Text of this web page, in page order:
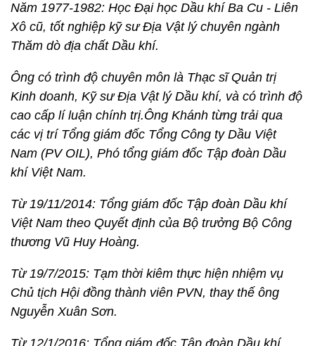
Năm 1977-1982: Học Đại học Dầu khí Ba Cu - Liên
Xô cũ, tốt nghiệp kỹ sư Địa Vật lý chuyên ngành
Thăm dò địa chất Dầu khí.
Ông có trình độ chuyên môn là Thạc sĩ Quản trị
Kinh doanh, Kỹ sư Địa Vật lý Dầu khí, và có trình độ
cao cấp lí luận chính trị.Ông Khánh từng trải qua
các vị trí Tổng giám đốc Tổng Công ty Dầu Việt
Nam (PV OIL), Phó tổng giám đốc Tập đoàn Dầu
khí Việt Nam.
Từ 19/11/2014: Tổng giám đốc Tập đoàn Dầu khí
Việt Nam theo Quyết định của Bộ trưởng Bộ Công
thương Vũ Huy Hoàng.
Từ 19/7/2015: Tạm thời kiêm thực hiện nhiệm vụ
Chủ tịch Hội đồng thành viên PVN, thay thế ông
Nguyễn Xuân Sơn.
Từ 12/1/2016: Tổng giám đốc Tập đoàn Dầu khí